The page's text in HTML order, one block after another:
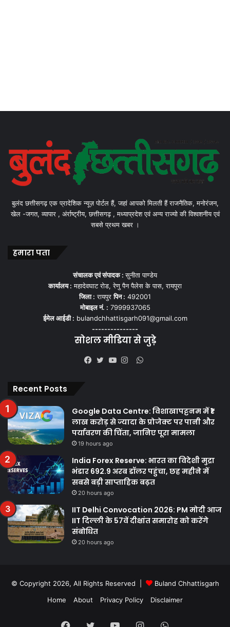
बुलंद छत्तीसगढ़ एक प्रादेशिक न्यूज़ पोर्टल हैं, जहां आपको मिलती हैं राजनैतिक, मनोरंजन,
खेल -जगत, व्यापार , अंर्राष्ट्रीय, छत्तीसगढ़ , मध्याप्रदेश एवं अन्य राज्यो की विश्वशनीय एवं
सबसे प्रथम खबर ।
हमारा पता
संचालक एवं संपादक :सुनीता पाण्डेय
कार्यालय : महादेवघाट रोड, रेणु पैन पैलेस के पास, रायपुरा
जिला : रायपुरपिन : 492001
मोबाइल नं. : 7999937065
ईमेल आईडी : bulandchhattisgarh091@gmail.com
---------------
सोशल मीडिया से जुड़े
WhatsApp
Recent Posts
Google Data Centre: विशाखापट्टनम में ₹1
लाख करोड़ से ज्यादा के प्रोजेक्ट पर पानी और
पर्यावरण की चिंता, जानिए पूरा मामला
19 hours ago
India Forex Reserve: भारत का विदेशी मुद्रा
भंडार 692.9 अरब डॉलर पहुंचा, छह महीने में
सबसे बड़ी साप्ताहिक बढ़त
20 hours ago
IIT Delhi Convocation 2026: PM मोदी आज
IIT दिल्ली के 57वें दीक्षांत समारोह को करेंगे
संबोधित
20 hours ago
© Copyright 2026, All Rights Reserved |
Buland Chhattisgarh
Home
About Privacy Policy Disclaimer